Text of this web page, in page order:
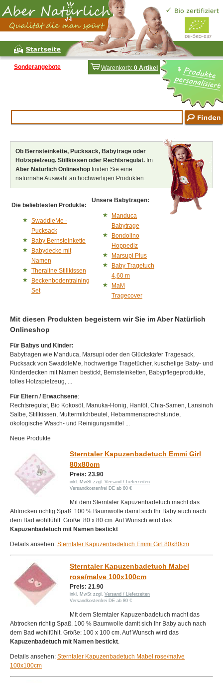
Warenkorb: 0 Artikel
Sonderangebote
Ob Bernsteinkette, Pucksack, Babytrage oder
Holzspielzeug. Stillkissen oder Rechtsregulat. Im
Aber Natürlich Onlineshop finden Sie eine
naturnahe Auswahl an hochwertigen Produkten.
Die beliebtesten Produkte:
SwaddleMe -
Pucksack
Baby Bernsteinkette
Babydecke mit
Namen
Theraline Stillkissen
Beckenbodentraining
Set
Unsere Babytragen:
Manduca
Babytrage
Bondolino
Hoppediz
Marsupi Plus
Baby Tragetuch
4,60 m
MaM
Tragecover
Mit diesen Produkten begeistern wir Sie im Aber Natürlich
Onlineshop
Für Babys und Kinder:
Babytragen wie Manduca, Marsupi oder den Glückskäfer Tragesack,
Pucksack von SwaddleMe, hochwertige Tragetücher, kuschelige Baby- und
Kinderdecken mit Namen bestickt, Bernsteinketten, Babypflegeprodukte,
tolles Holzspielzeug, ...
Für Eltern / Erwachsene:
Rechtsregulat, Bio Kokosöl, Manuka-Honig, Hanföl, Chia-Samen, Lansinoh
Salbe, Stillkissen, Muttermilchbeutel, Hebammensprechstunde,
ökologische Wasch- und Reinigungsmittel ...
Neue Produkte
Sterntaler Kapuzenbadetuch Emmi Girl
80x80cm
Preis: 23.90
inkl. MwSt zzgl. Versand / Lieferzeiten
Versandkostenfrei DE ab 80 €
Mit dem Sterntaler Kapuzenbadetuch macht das
Abtrocken richtig Spaß. 100 % Baumwolle damit sich Ihr Baby auch nach
dem Bad wohlfühlt. Größe: 80 x 80 cm. Auf Wunsch wird das
Kapuzenbadetuch mit Namen bestickt
Details ansehen: Sterntaler Kapuzenbadetuch Emmi Girl 80x80cm
Sterntaler Kapuzenbadetuch Mabel
rose/malve 100x100cm
Preis: 21.90
inkl. MwSt zzgl. Versand / Lieferzeiten
Versandkostenfrei DE ab 80 €
Mit dem Sterntaler Kapuzenbadetuch macht das
Abtrocken richtig Spaß. 100 % Baumwolle damit sich Ihr Baby auch nach
dem Bad wohlfühlt. Größe: 100 x 100 cm. Auf Wunsch wird das
Kapuzenbadetuch mit Namen bestickt.
Details ansehen: Sterntaler Kapuzenbadetuch Mabel rose/malve
100x100cm